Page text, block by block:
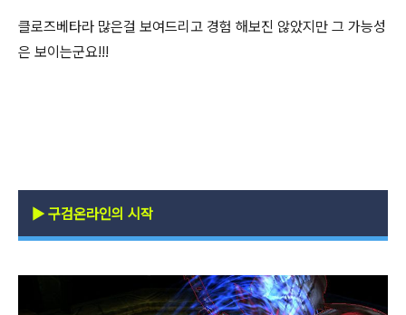
클로즈베타라 많은걸 보여드리고 경험 해보진 않았지만 그 가능성
은 보이는군요!!!
▶ 구검온라인의 시작